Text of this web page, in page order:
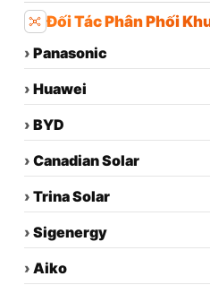
Đối Tác Phân Phối
› Panasonic
› Huawei
› BYD
› Canadian Solar
› Trina Solar
› Sigenergy
› Aiko